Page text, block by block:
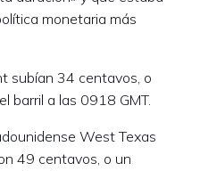
monetaria más
subían 34 centavos, o
barril a las 0918 GMT.
West Texas
49 centavos, o un